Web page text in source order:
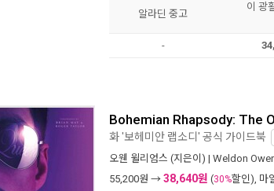
알라딘 중고
이 광
-
Bohemian Rhapsody: The
화 '보헤미안 랩소디' 공식 가이드북
오웬 윌리엄스 (지은이) | Weldon
55,200원 → 38,640원 (30%할인), 마